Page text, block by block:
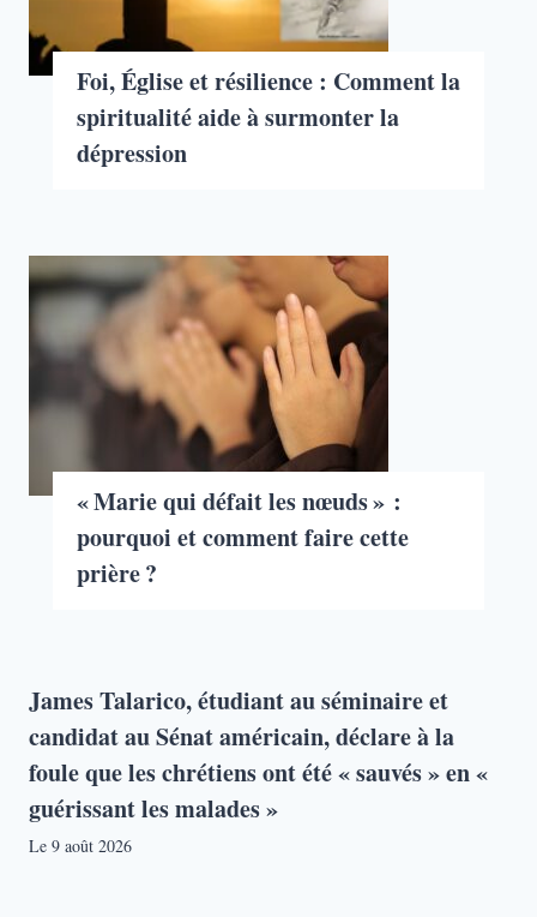
Foi, Église et résilience : Comment la
spiritualité aide à surmonter la
dépression
« Marie qui défait les nœuds » :
pourquoi et comment faire cette
prière ?
James Talarico, étudiant au séminaire et
candidat au Sénat américain, déclare à la
foule que les chrétiens ont été « sauvés » en «
guérissant les malades »
Le 9 août 2026